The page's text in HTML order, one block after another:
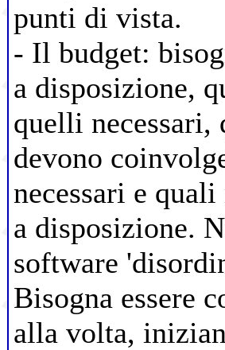
punti di vista.
- Il budget:
a disposizione,
quelli necessari,
devono
necessari e
a disposizione.
software
Bisogna essere
alla volta,